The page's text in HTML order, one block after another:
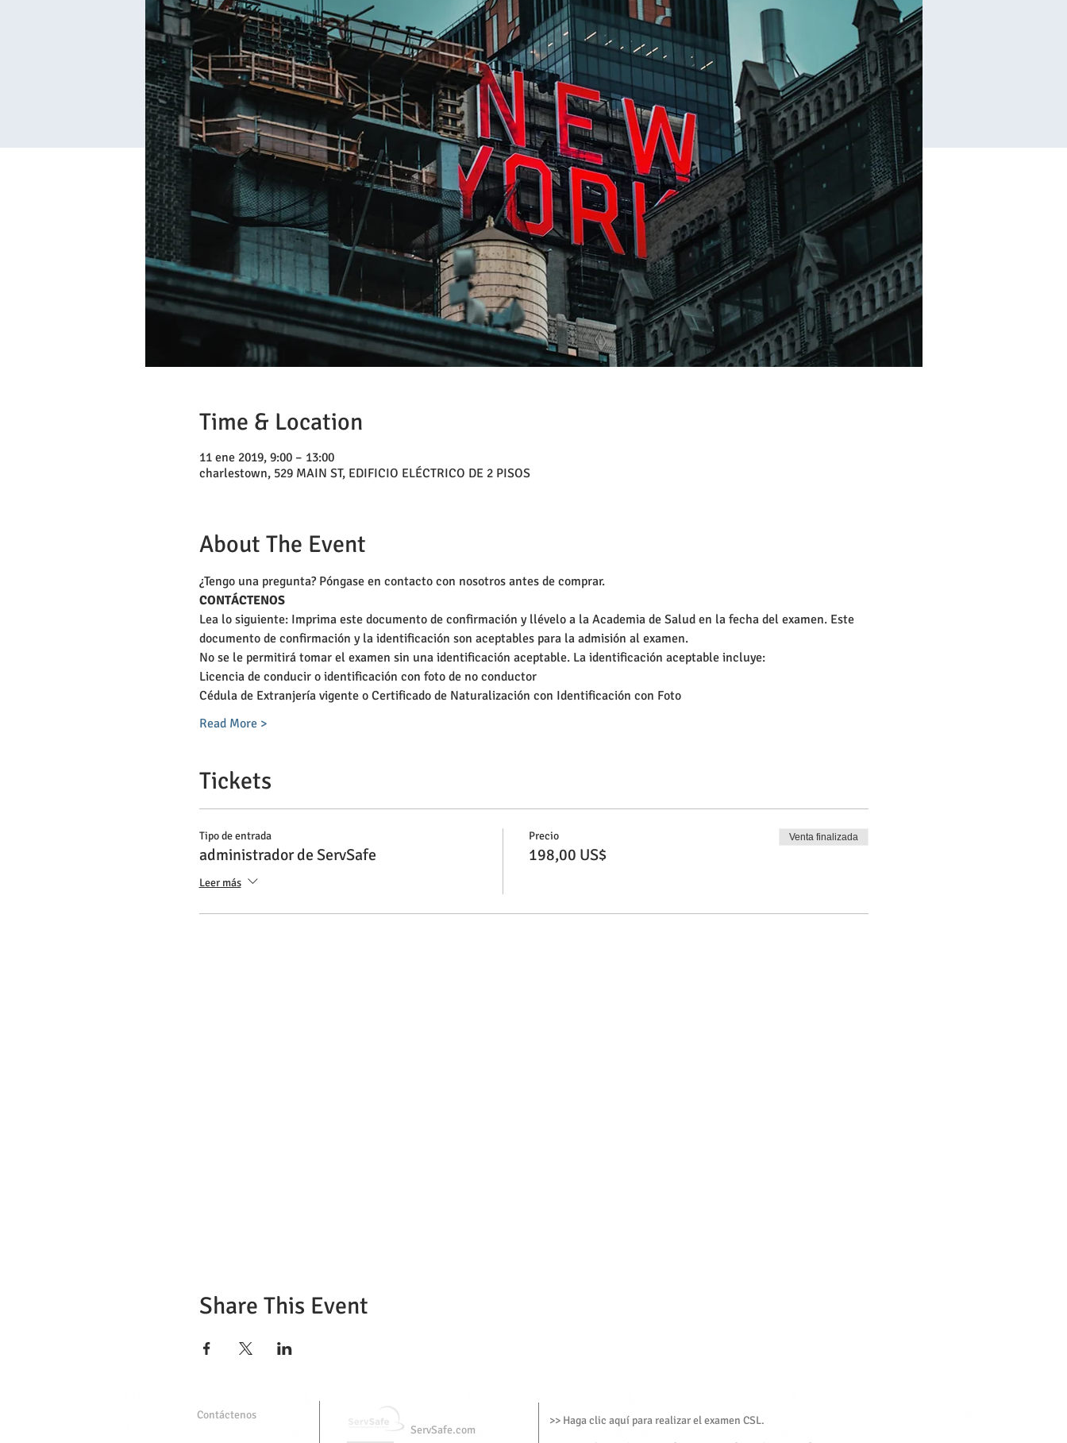
Time & Location
11 ene 2019, 9:00 – 13:00
charlestown, 529 MAIN ST, EDIFICIO ELÉCTRICO DE 2 PISOS
About The Event
¿Tengo una pregunta? Póngase en contacto con nosotros antes de comprar.
CONTÁCTENOS
Lea lo siguiente: Imprima este documento de confirmación y llévelo a la Academia de Salud en la fecha del examen. Este
documento de confirmación y la identificación son aceptables para la admisión al examen.
No se le permitirá tomar el examen sin una identificación aceptable. La identificación aceptable incluye:
Licencia de conducir o identificación con foto de no conductor
Cédula de Extranjería vigente o Certificado de Naturalización con Identificación con Foto
Read More >
Tickets
Tipo de entrada
administrador de ServSafe
Leer más
Precio
198,00 US$
Venta finalizada
Share This Event
Contáctenos
ServSafe.com
>> Haga clic aquí para realizar el examen CSL.